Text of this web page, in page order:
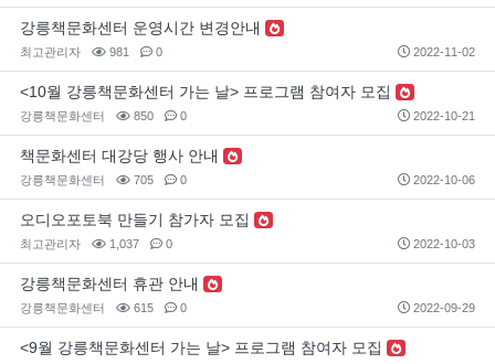
강릉책문화센터 운영시간 변경안내
최고관리자 981 0 2022-11-02
<10월 강릉책문화센터 가는 날> 프로그램 참여자 모집
강릉책문화센터 850 0 2022-10-21
책문화센터 대강당 행사 안내
강릉책문화센터 705 0 2022-10-06
오디오포토북 만들기 참가자 모집
최고관리자 1,037 0 2022-10-03
강릉책문화센터 휴관 안내
강릉책문화센터 615 0 2022-09-29
<9월 강릉책문화센터 가는 날> 프로그램 참여자 모집